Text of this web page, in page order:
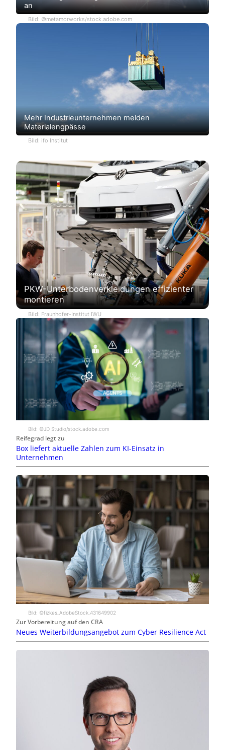
an
Bild: ©metamorworks/stock.adobe.com
Mehr Industrieunternehmen melden
Materialengpässe
Bild: ifo Institut
PKW-Unterbodenverkleidungen effizienter
montieren
Bild: Fraunhofer-Institut IWU
Bild: ©JD Studio/stock.adobe.com
Reifegrad legt zu
Box liefert aktuelle Zahlen zum KI-Einsatz in
Unternehmen
Bild: ©fizkes_AdobeStock_431649902
Zur Vorbereitung auf den CRA
Neues Weiterbildungsangebot zum Cyber Resilience Act